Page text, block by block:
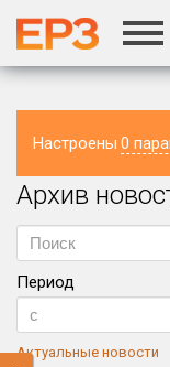
Настроены 0
Регион
Архив
Период
Актуальные новости